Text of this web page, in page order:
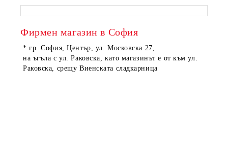
Фирмен магазин в София
* гр. София, Център, ул. Московска 27,
на ъгъла с ул. Раковска, като магазинът е от към ул.
Раковска, срещу Виенската сладкарница